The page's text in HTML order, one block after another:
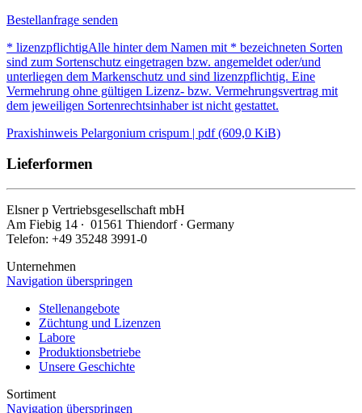
Bestellanfrage senden
* lizenzpflichtigAlle hinter dem Namen mit * bezeichneten Sorten
sind zum Sortenschutz eingetragen bzw. angemeldet oder/und
unterliegen dem Markenschutz und sind lizenzpflichtig. Eine
Vermehrung ohne gültigen Lizenz- bzw. Vermehrungsvertrag mit
dem jeweiligen Sortenrechtsinhaber ist nicht gestattet.
Praxishinweis Pelargonium crispum | pdf (609,0 KiB)
Lieferformen
Elsnerp Vertriebsgesellschaft mbH
Am Fiebig 14 ∙ 01561 Thiendorf ∙ Germany
Telefon: +49 35248 3991-0
Unternehmen
Navigation überspringen
Stellenangebote
Züchtung und Lizenzen
Labore
Produktionsbetriebe
Unsere Geschichte
Sortiment
Navigation überspringen